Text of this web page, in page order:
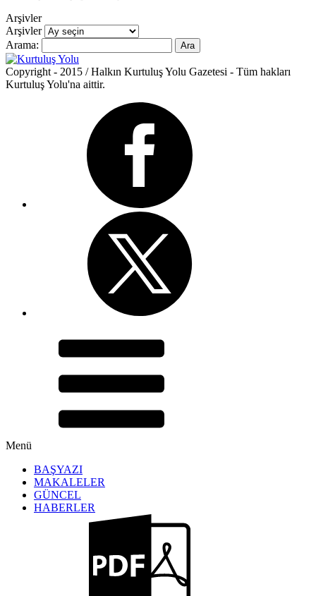
Arşivler
Arşivler
Arama:
Copyright - 2015 / Halkın Kurtuluş Yolu Gazetesi - Tüm hakları
Kurtuluş Yolu'na aittir.
Menü
BAŞYAZI
MAKALELER
GÜNCEL
HABERLER